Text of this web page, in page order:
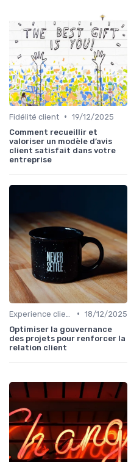
Fidélité client • 19/12/2025
Comment recueillir et
valoriser un modèle d’avis
client satisfait dans votre
entreprise
• 18/12/2025
Optimiser la gouvernance
des projets pour renforcer la
relation client